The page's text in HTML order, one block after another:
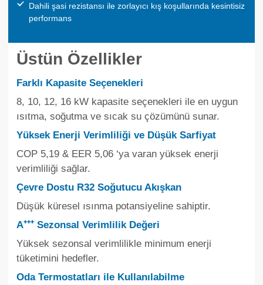
Dahili şasi rezistansı ile zorlayıcı kış koşullarında kesintisiz
performans
Üstün Özellikler
Farklı Kapasite Seçenekleri
8, 10, 12, 16 kW kapasite seçenekleri ile en uygun
ısıtma, soğutma ve sıcak su çözümünü sunar.
Yüksek Enerji Verimliliği ve Düşük Sarfiyat
COP 5,19 & EER 5,06 ‘ya varan yüksek enerji
verimliliği sağlar.
Çevre Dostu R32 Soğutucu Akışkan
Düşük küresel ısınma potansiyeline sahiptir.
A⁺⁺⁺ Sezonsal Verimlilik Değeri
Yüksek sezonsal verimlilikle minimum enerji
tüketimini hedefler.
Oda Termostatları ile Kullanılabilme